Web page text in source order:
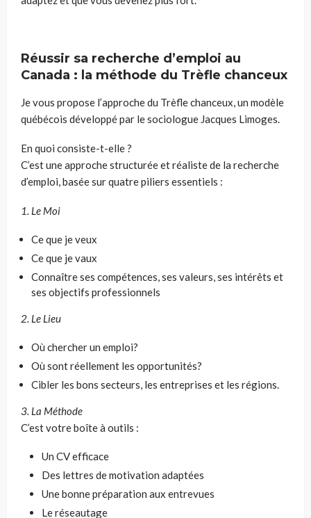
Réussir sa recherche d’emploi au
Canada : la méthode du Trèfle chanceux
Je vous propose l’approche du Trèfle chanceux, un modèle
québécois développé par le sociologue Jacques Limoges.
En quoi consiste-t-elle ?
C’est une approche structurée et réaliste de la recherche
d’emploi, basée sur quatre piliers essentiels :
1. Le Moi
Ce que je veux
Ce que je vaux
Connaître ses compétences, ses valeurs, ses intérêts et
ses objectifs professionnels
2. Le Lieu
Où chercher un emploi?
Où sont réellement les opportunités?
Cibler les bons secteurs, les entreprises et les régions.
3. La Méthode
C’est votre boîte à outils :
Un CV efficace
Des lettres de motivation adaptées
Une bonne préparation aux entrevues
Le réseautage